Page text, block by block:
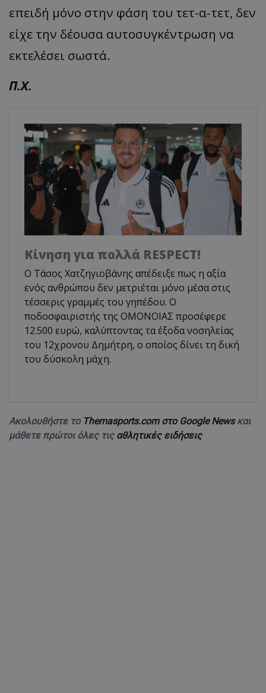
επειδή μόνο στην φάση του τετ-α-τετ, δεν
είχε την δέουσα αυτοσυγκέντρωση να
εκτελέσει σωστά.
Π.Χ.
Κίνηση για πολλά RESPECT!
Ο Τάσος Χατζηγιοβάνης απέδειξε πως η αξία
ενός ανθρώπου δεν μετριέται μόνο μέσα στις
τέσσερις γραμμές του γηπέδου. Ο
ποδοσφαιριστής της ΟΜΟΝΟΙΑΣ προσέφερε
12.500 ευρώ, καλύπτοντας τα έξοδα νοσηλείας
του 12χρονου Δημήτρη, ο οποίος δίνει τη δική
του δύσκολη μάχη.
Ακολουθήστε το Themasports.com στο Google Newsκαι
μάθετε πρώτοι όλες τις αθλητικές ειδήσεις